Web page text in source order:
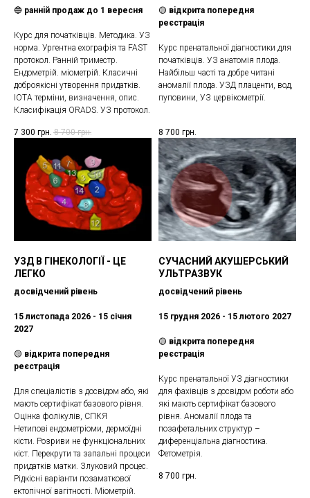
🔵 раннiй продаж до 1 вересня
Курс для початківців. Методика. УЗ
норма. Ургентна ехографія та FAST
протокол. Ранній триместр.
Ендометрій. міометрій. Класичні
доброякісні утворення придатків.
IOTA терміни, визначення, опис.
Класифікація ORADS. УЗ протокол.
7 300 грн. 8 700 грн.
🟡 вiдкрита попередня
реєстрація
Курс пренатальноï дiагностики для
початківців. УЗ анатомія плода.
Найбільш часті та добре читані
аномалії плода. УЗД плаценти, вод,
пуповини, УЗ цервікометрії.
8 700 грн.
УЗД В ГІНЕКОЛОГІЇ - ЦЕ
ЛЕГКО
досвідчений рівень
15 листопада 2026 - 15 січня
2027
🟡 вiдкрита попередня
реєстрація
Для спеціалістів з досвідом або, які
мають сертифікат базового рівня.
Оцінка фолікулів, СПКЯ
Нетипові ендометріоми, дермоїдні
кісти. Розриви не функціональних
кіст. Перекрути та запальні процеси
придатків матки. Злуковий процес.
Рідкісні варіанти позаматкової
ектопічної вагітності. Міометрій.
СУЧАСНИЙ АКУШЕРСЬКИЙ
УЛЬТРАЗВУК
досвідчений рівень
15 грудня 2026 - 15 лютого 2027
🟡 вiдкрита попередня
реєстрація
Курс пренатальної УЗ діагностики
для фахівців з досвідом роботи або
які мають сертифікат базового
рівня. Аномалії плода та
позафетальних структур –
диференціальна діагностика.
Фетометрія.
8 700 грн.